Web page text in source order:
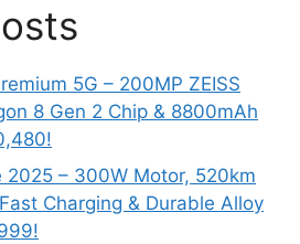
5G – 200MP ZEISS
8 Gen 2 Chip & 8800mAh
2025 – 300W Motor, 520km
Charging & Durable Alloy